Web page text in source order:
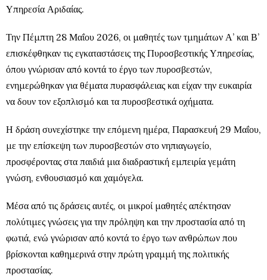
Υπηρεσία Αριδαίας.
Την Πέμπτη 28 Μαΐου 2026, οι μαθητές των τμημάτων Α’ και Β’
επισκέφθηκαν τις εγκαταστάσεις της Πυροσβεστικής Υπηρεσίας,
όπου γνώρισαν από κοντά το έργο των πυροσβεστών,
ενημερώθηκαν για θέματα πυρασφάλειας και είχαν την ευκαιρία
να δουν τον εξοπλισμό και τα πυροσβεστικά οχήματα.
Η δράση συνεχίστηκε την επόμενη ημέρα, Παρασκευή 29 Μαΐου,
με την επίσκεψη των πυροσβεστών στο νηπιαγωγείο,
προσφέροντας στα παιδιά μια διαδραστική εμπειρία γεμάτη
γνώση, ενθουσιασμό και χαμόγελα.
Μέσα από τις δράσεις αυτές, οι μικροί μαθητές απέκτησαν
πολύτιμες γνώσεις για την πρόληψη και την προστασία από τη
φωτιά, ενώ γνώρισαν από κοντά το έργο των ανθρώπων που
βρίσκονται καθημερινά στην πρώτη γραμμή της πολιτικής
προστασίας.